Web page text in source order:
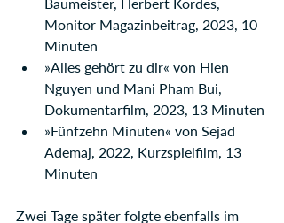
Monitor Magazinbeitrag, 2023, 10
Minuten
»Alles gehört zu dir« von Hien
Nguyen und Mani Pham Bui,
Dokumentarfilm, 2023, 13 Minuten
»Fünfzehn Minuten« von Sejad
Ademaj, 2022, Kurzspielfilm, 13
Minuten
Zwei Tage später folgte ebenfalls im